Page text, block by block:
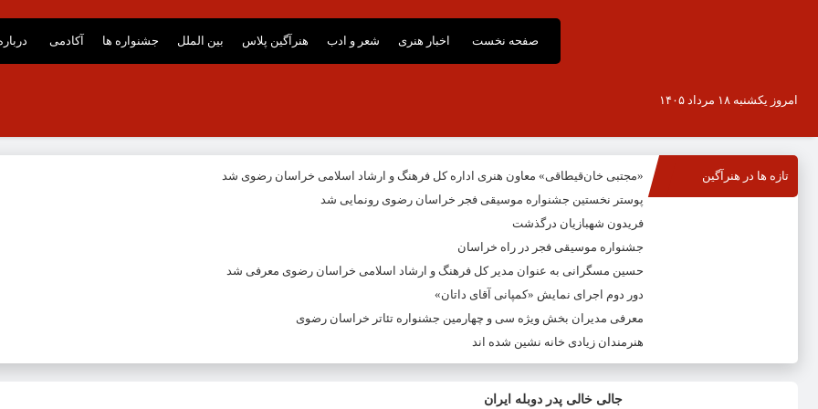
صفحه نخست اخبار هنری شعر و ادب هنرآگین پلاس بین الملل جشنواره ها آکادمی
امروز یکشنبه ۱۸ مرداد ۱۴۰۵
تازه ها در هنرآگین
«مجتبی خان‌قیطاقی» معاون هنری اداره کل فرهنگ و ارشاد اسلامی خراسان رضوی شد
پوستر نخستین جشنواره موسیقی فجر خراسان رضوی رونمایی شد
فریدون شهبازیان درگذشت
جشنواره موسیقی فجر در راه خراسان
حسین مسگرانی به عنوان مدیر کل فرهنگ و ارشاد اسلامی خراسان رضوی معرفی شد
دور دوم اجرای نمایش «کمپانی آقای داتان»
معرفی مدیران بخش ویژه سی و چهارمین جشنواره تئاتر خراسان رضوی
هنرمندان زیادی خانه نشین شده اند
جالی خالی پدر دوبله ایران